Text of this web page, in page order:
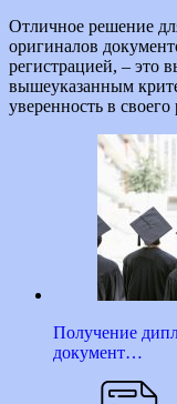
Отличное решение
оригиналов
регистрацией, – это
вышеуказанным
уверенность в
Получение
документ…